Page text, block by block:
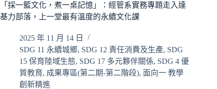
容「採一籃文化，煮一桌記憶」：經管系實務專題走入達
基力部落，上一堂最有溫度的永續文化課
2025 年 11 月 14 日
SDG 11 永續城鄉, SDG 12 責任消費及生產, SDG
15 保育陸域生態, SDG 17 多元夥伴關係, SDG 4 優
質教育, 成果專區(第二期-第二階段), 面向一 教學
創新精進